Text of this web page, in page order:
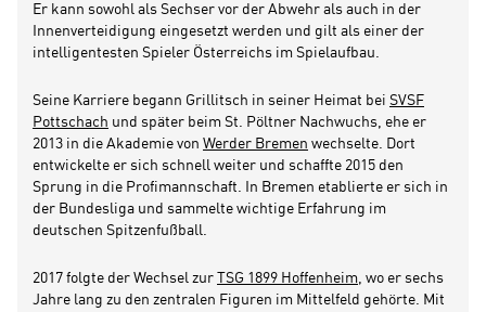
Er kann sowohl als Sechser vor der Abwehr als auch in der
Innenverteidigung eingesetzt werden und gilt als einer der
intelligentesten Spieler Österreichs im Spielaufbau.
Seine Karriere begann Grillitsch in seiner Heimat bei SVSF
Pottschach und später beim St. Pöltner Nachwuchs, ehe er
2013 in die Akademie von Werder Bremen wechselte. Dort
entwickelte er sich schnell weiter und schaffte 2015 den
Sprung in die Profimannschaft. In Bremen etablierte er sich in
der Bundesliga und sammelte wichtige Erfahrung im
deutschen Spitzenfußball.
2017 folgte der Wechsel zur TSG 1899 Hoffenheim , wo er sechs
Jahre lang zu den zentralen Figuren im Mittelfeld gehörte. Mit